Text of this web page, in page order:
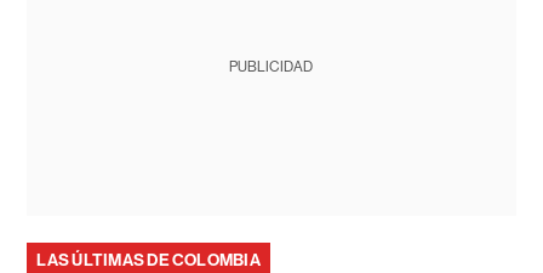
PUBLICIDAD
LAS ÚLTIMAS DE COLOMBIA